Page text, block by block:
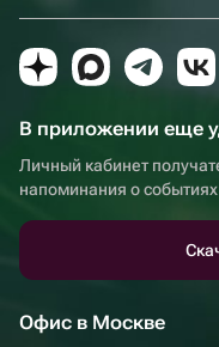
В приложении еще
Личный кабинет
напоминания о событиях
Офис в Москве